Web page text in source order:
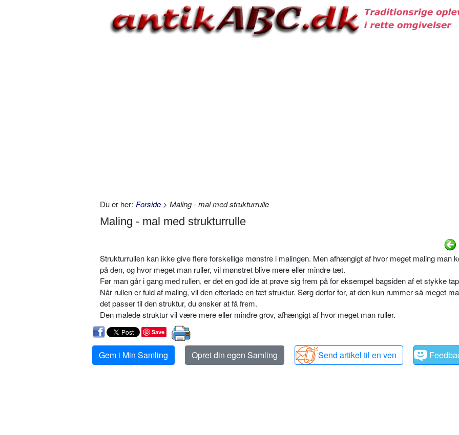
Du er her: Forside > Maling - mal med strukturrulle
Maling - mal med strukturrulle
Strukturrullen kan ikke give flere forskellige mønstre i malingen. Men afhængigt af hvor meget maling man
på den, og hvor meget man ruller, vil mønstret blive mere eller mindre tæt.
Før man går i gang med rullen, er det en god ide at prøve sig frem på for eksempel bagsiden af et stykke
Når rullen er fuld af maling, vil den efterlade en tæt struktur. Sørg derfor for, at den kun rummer så meget
det passer til den struktur, du ønsker at få frem.
Den malede struktur vil være mere eller mindre grov, afhængigt af hvor meget man ruller.
Save
Gem i Min Samling Opret din egen Samling Send artikel til en ven